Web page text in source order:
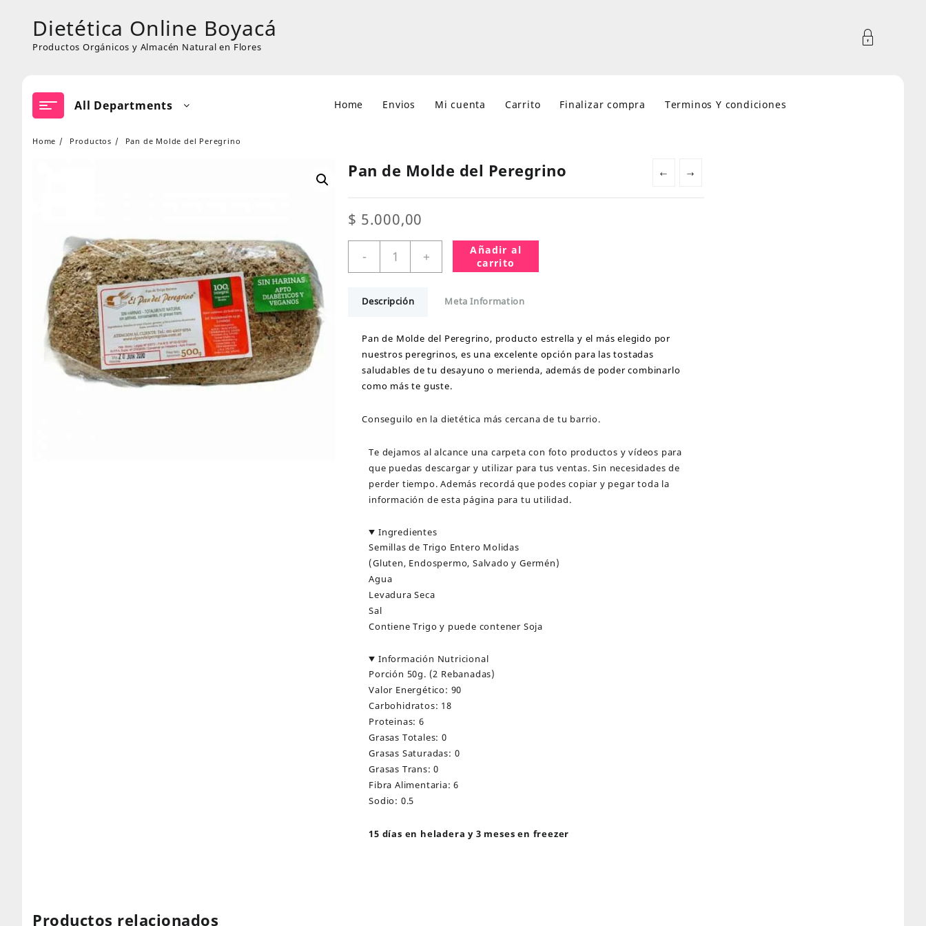
contentDietética Online Boyacá
Productos Orgánicos y Almacén Natural en Flores
All Departments Home Envios Mi cuenta Carrito Finalizar compra Terminos Y condiciones
Home Productos Pan de Molde del Peregrino
← →
Pan de Molde del Peregrino
$ 5.000,00
-
Molde
Peregrino
+
Añadir al
carrito
Descripción Meta Information
Pan de Molde del Peregrino, producto estrella y el más elegido por
nuestros peregrinos, es una excelente opción para las tostadas
saludables de tu desayuno o merienda, además de poder combinarlo
como más te guste.
Conseguilo en la dietética más cercana de tu barrio.
Te dejamos al alcance una carpeta con foto productos y vídeos para
que puedas descargar y utilizar para tus ventas. Sin necesidades de
perder tiempo. Además recordá que podes copiar y pegar toda la
información de esta página para tu utilidad.
Ingredientes
Semillas de Trigo Entero Molidas
(Gluten, Endospermo, Salvado y Germén)
Agua
Levadura Seca
Sal
Contiene Trigo y puede contener Soja
Información Nutricional
Porción 50g. (2 Rebanadas)
Valor Energético: 90
Carbohidratos: 18
Proteinas: 6
Grasas Totales: 0
Grasas Saturadas: 0
Grasas Trans: 0
Fibra Alimentaria: 6
Sodio: 0.5
15 días en heladera y 3 meses en freezer
Productos relacionados